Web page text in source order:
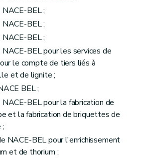
BEL ;
BEL ;
BEL ;
BEL pour les services de
le compte de tiers liés à
et de lignite ;
BEL ;
BEL pour la fabrication de
et la fabrication de briquettes de
;
NACE-BEL pour l'enrichissement
et de thorium ;